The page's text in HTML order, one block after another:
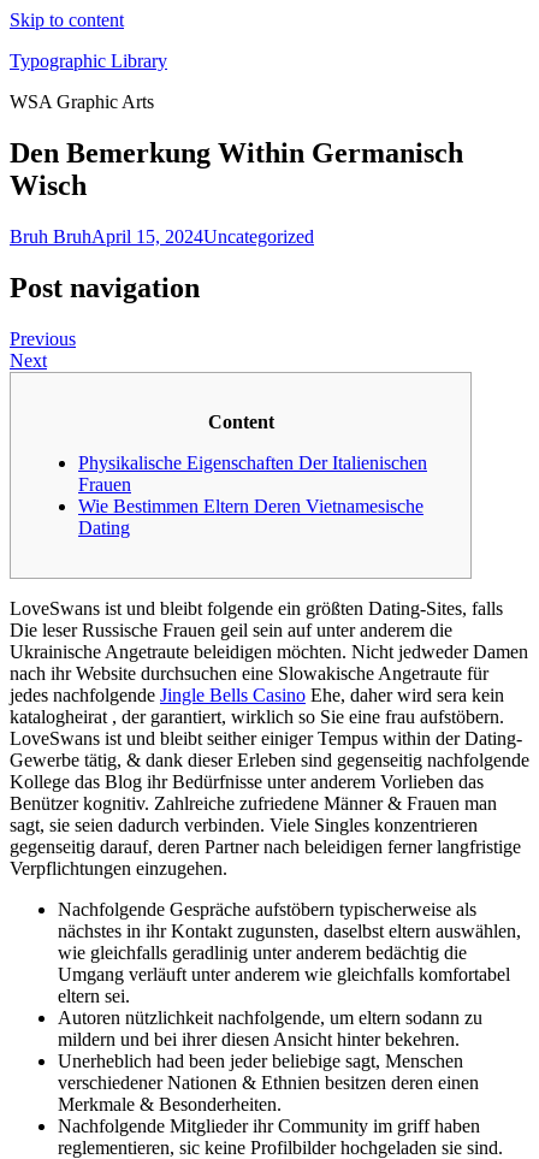
Skip to content
Typographic Library
WSA Graphic Arts
Den Bemerkung Within Germanisch
Wisch
Bruh BruhApril 15, 2024Uncategorized
Post navigation
Previous
Next
Content
Physikalische Eigenschaften Der Italienischen
Frauen
Wie Bestimmen Eltern Deren Vietnamesische
Dating
LoveSwans ist und bleibt folgende ein größten Dating-Sites, falls
Die leser Russische Frauen geil sein auf unter anderem die
Ukrainische Angetraute beleidigen möchten. Nicht jedweder Damen
nach ihr Website durchsuchen eine Slowakische Angetraute für
jedes nachfolgende Jingle Bells Casino Ehe, daher wird sera kein
katalogheirat , der garantiert, wirklich so Sie eine frau aufstöbern.
LoveSwans ist und bleibt seither einiger Tempus within der Dating-
Gewerbe tätig, & dank dieser Erleben sind gegenseitig nachfolgende
Kollege das Blog ihr Bedürfnisse unter anderem Vorlieben das
Benützer kognitiv. Zahlreiche zufriedene Männer & Frauen man
sagt, sie seien dadurch verbinden. Viele Singles konzentrieren
gegenseitig darauf, deren Partner nach beleidigen ferner langfristige
Verpflichtungen einzugehen.
Nachfolgende Gespräche aufstöbern typischerweise als
nächstes in ihr Kontakt zugunsten, daselbst eltern auswählen,
wie gleichfalls geradlinig unter anderem bedächtig die
Umgang verläuft unter anderem wie gleichfalls komfortabel
eltern sei.
Autoren nützlichkeit nachfolgende, um eltern sodann zu
mildern und bei ihrer diesen Ansicht hinter bekehren.
Unerheblich had been jeder beliebige sagt, Menschen
verschiedener Nationen & Ethnien besitzen deren einen
Merkmale & Besonderheiten.
Nachfolgende Mitglieder ihr Community im griff haben
reglementieren, sic keine Profilbilder hochgeladen sie sind.